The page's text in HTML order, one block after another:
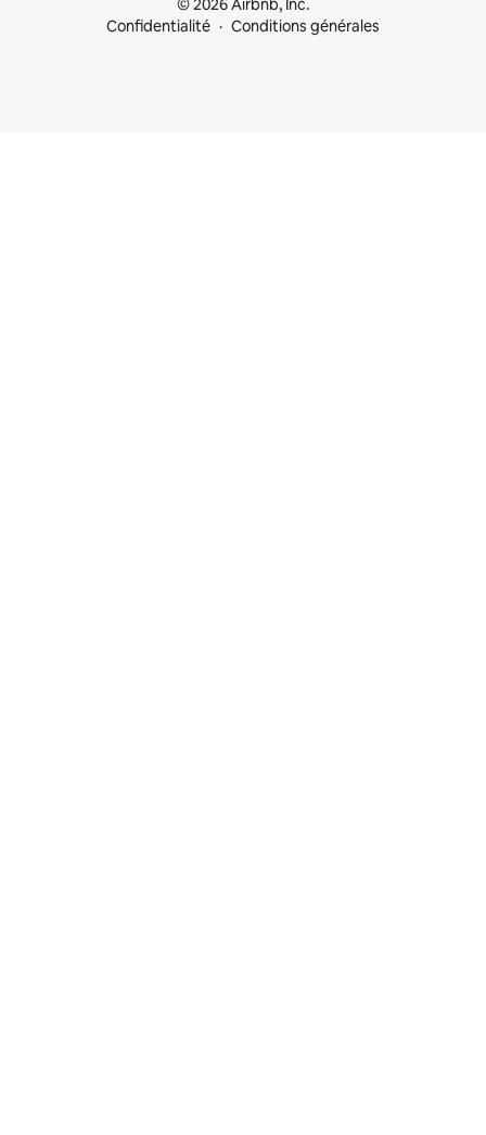
© 2026 Airbnb, Inc.
Confidentialité
Conditions générales